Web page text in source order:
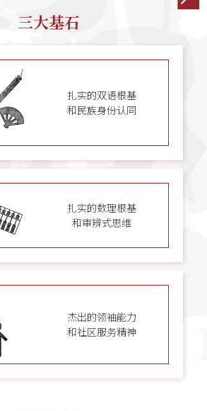
三大基石
扎实的双语根基
和民族身份认同
扎实的数理根基
和审辨式思维
杰出的领袖能力
和社区服务精神